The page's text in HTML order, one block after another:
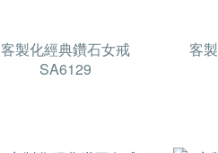
客製化經典鑽石女戒
SA6129
客